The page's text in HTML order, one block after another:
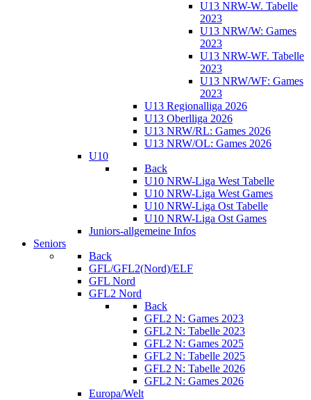
U13 NRW-W. Tabelle
2023
U13 NRW/W: Games
2023
U13 NRW-WF. Tabelle
2023
U13 NRW/WF: Games
2023
U13 Regionalliga 2026
U13 Oberlliga 2026
U13 NRW/RL: Games 2026
U13 NRW/OL: Games 2026
U10
Back
U10 NRW-Liga West Tabelle
U10 NRW-Liga West Games
U10 NRW-Liga Ost Tabelle
U10 NRW-Liga Ost Games
Juniors-allgemeine Infos
Seniors
Back
GFL/GFL2(Nord)/ELF
GFL Nord
GFL2 Nord
Back
GFL2 N: Games 2023
GFL2 N: Tabelle 2023
GFL2 N: Games 2025
GFL2 N: Tabelle 2025
GFL2 N: Tabelle 2026
GFL2 N: Games 2026
Europa/Welt